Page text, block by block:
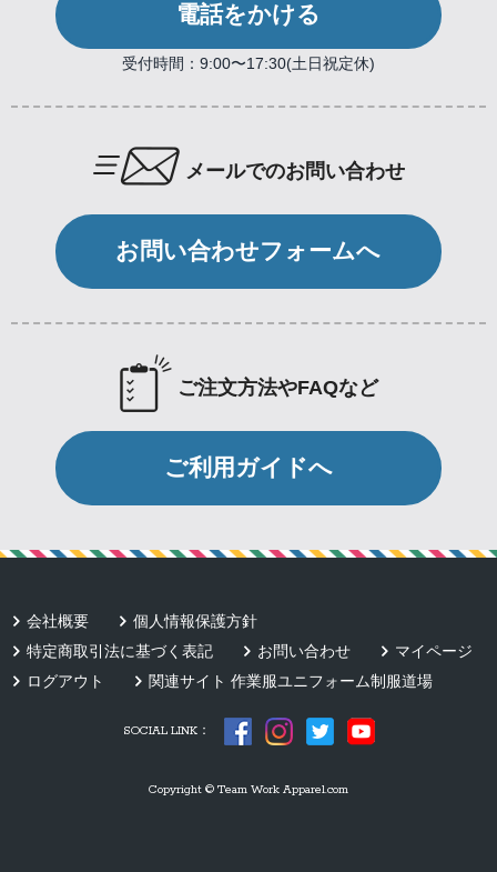
電話をかける
受付時間：9:00〜17:30(土日祝定休)
メールでのお問い合わせ
お問い合わせフォームへ
ご注文方法やFAQなど
ご利用ガイドへ
会社概要
個人情報保護方針
特定商取引法に基づく表記
お問い合わせ
マイページ
ログアウト
関連サイト 作業服ユニフォーム制服道場
SOCIAL LINK：
Copyright © Team Work Apparel.com